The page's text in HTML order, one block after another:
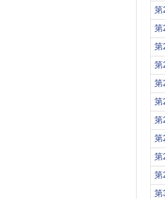
第
第
第
第
第
第
第
第
第
第
第